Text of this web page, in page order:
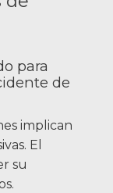
para
de
implican
El
su